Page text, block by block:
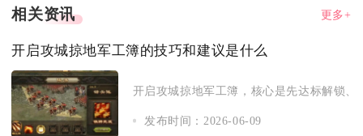
相关资讯 更多+
开启攻城掠地军工簿的技巧和建议是什么
开启攻城掠地军工簿，核心是先达标解锁
发布时间：2026-06-09